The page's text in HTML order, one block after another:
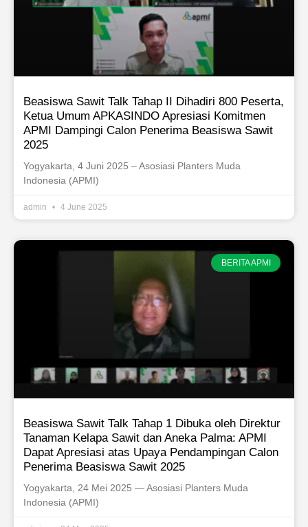
Beasiswa Sawit Talk Tahap II Dihadiri 800 Peserta,
Ketua Umum APKASINDO Apresiasi Komitmen
APMI Dampingi Calon Penerima Beasiswa Sawit
2025
Yogyakarta, 4 Juni 2025 – Asosiasi Planters Muda
Indonesia (APMI)
admin 4 June 2025
BERITA APMI
Beasiswa Sawit Talk Tahap 1 Dibuka oleh Direktur
Tanaman Kelapa Sawit dan Aneka Palma: APMI
Dapat Apresiasi atas Upaya Pendampingan Calon
Penerima Beasiswa Sawit 2025
Yogyakarta, 24 Mei 2025 — Asosiasi Planters Muda
Indonesia (APMI)